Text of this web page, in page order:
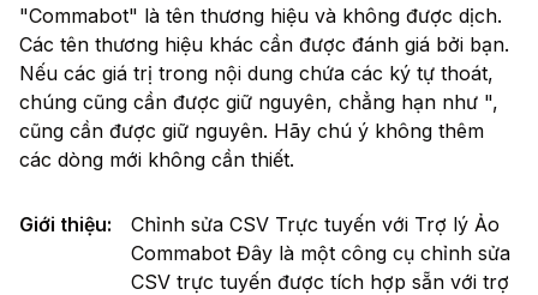
"Commabot" là tên thương hiệu và không được dịch.
Các tên thương hiệu khác cần được đánh giá bởi bạn.
Nếu các giá trị trong nội dung chứa các ký tự thoát,
chúng cũng cần được giữ nguyên, chẳng hạn như ",
cũng cần được giữ nguyên. Hãy chú ý không thêm
các dòng mới không cần thiết.
Giới thiệu:
Chỉnh sửa CSV Trực tuyến với Trợ lý Ảo
Commabot Đây là một công cụ chỉnh sửa
CSV trực tuyến được tích hợp sẵn với trợ